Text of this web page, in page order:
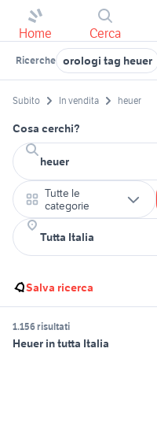
Home Cerca
Ricerche orologi tag heuer
Subito In vendita heuer
Cosa cerchi?
Tutte le
categorie
Salva ricerca
1.156 risultati
Heuer in tutta Italia